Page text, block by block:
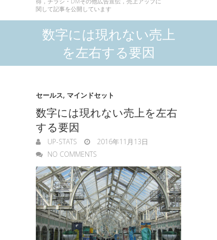
関して記事を公開しています
数字には現れない売上
を左右する要因
セールス, マインドセット
数字には現れない売上を左右
する要因
UP-STATS
2016年11月13日
NO COMMENTS